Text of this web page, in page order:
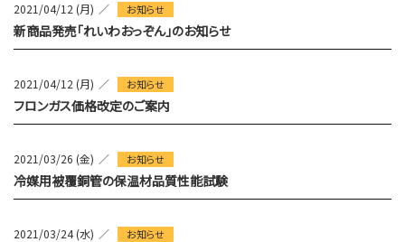
2021/04/12 (月) お知らせ
新商品発売「れいわおっぞん」のお知らせ
2021/04/12 (月) お知らせ
フロンガス価格改定のご案内
2021/03/26 (金) お知らせ
冷媒用被覆銅管の保温材品質性能試験
2021/03/24 (水) お知らせ